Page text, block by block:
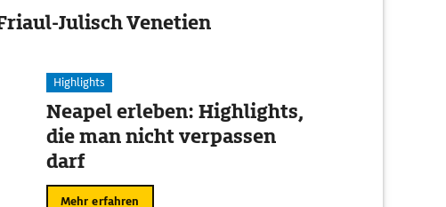
Julisch Venetien
Highlights
Neapel erleben: Highlights,
die man nicht verpassen
darf
Mehr erfahren